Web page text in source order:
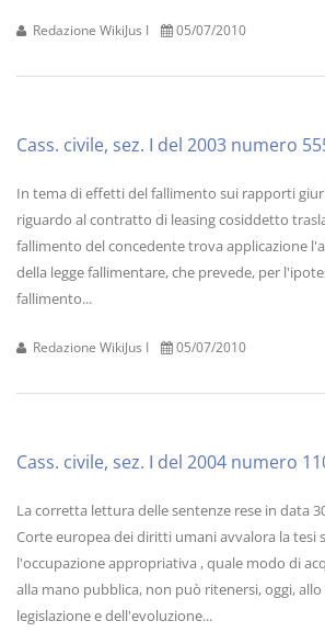
Redazione WikiJus I 05/07/2010
Cass. civile, sez. I del 2003 numero
In tema di effetti del fallimento sui rapporti
riguardo al contratto di leasing cosiddetto
fallimento del concedente trova applicazione
della legge fallimentare, che prevede, per
fallimento...
Redazione WikiJus I 05/07/2010
Cass. civile, sez. I del 2004 numero
La corretta lettura delle sentenze rese in data
Corte europea dei diritti umani avvalora la tesi
l'occupazione appropriativa , quale modo di
alla mano pubblica, non può ritenersi, oggi,
legislazione e dell'evoluzione...